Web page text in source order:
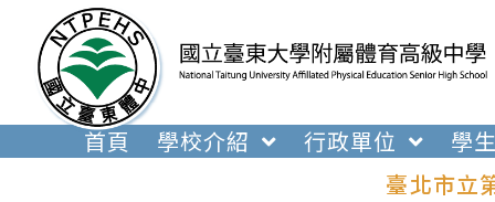
內
首頁 學校介紹 行政單位 學
臺北市立